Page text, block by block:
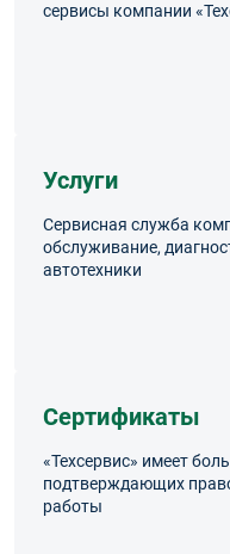
сервисы компании
Услуги
Сервисная служба
обслуживание,
автотехники
Сертификаты
«Техсервис» имеет
подтверждающих
работы